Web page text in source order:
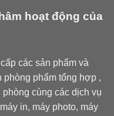
hoạt động của
các sản phẩm và
phòng phẩm tổng hợp ,
cùng các dịch vụ
in, máy photo, máy